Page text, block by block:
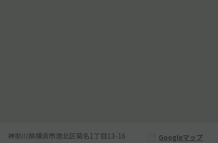
神奈川県横浜市港北区菊名1丁目13-16 Googleマップ